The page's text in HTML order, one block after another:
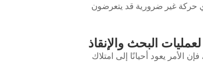
حركة غير ضرورية قد يتعرضون
البحث والإنقاذ
الأمر يعود أحيانًا إلى امتلاك